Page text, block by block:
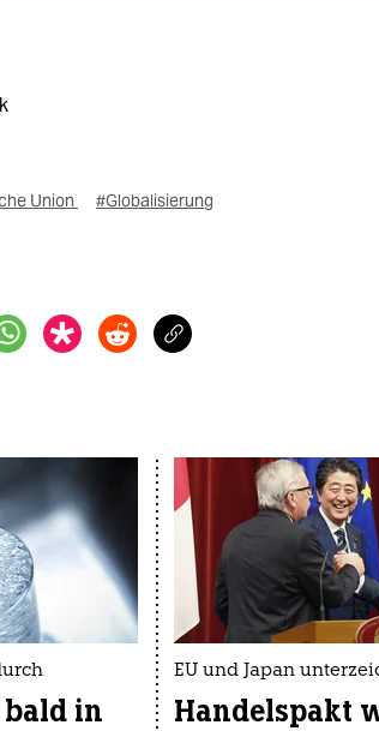
Union #Globalisierung
bald in
EU und Japan
Handelspakt